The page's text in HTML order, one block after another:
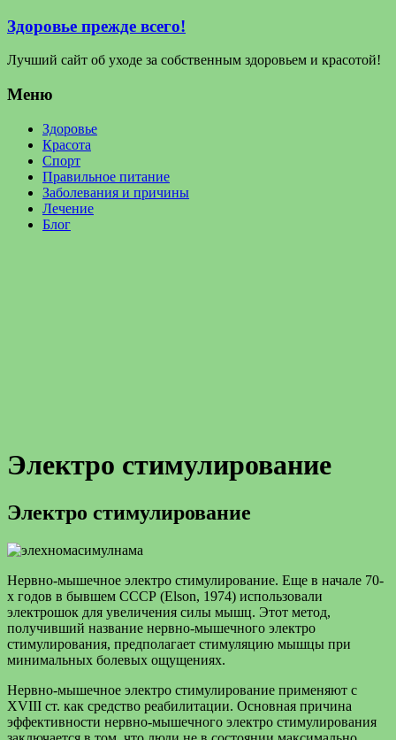
Здоровье прежде всего!
Лучший сайт об уходе за собственным здоровьем и красотой!
Меню
Здоровье
Красота
Спорт
Правильное питание
Заболевания и причины
Лечение
Блог
Электро стимулирование
Электро стимулирование
Нервно-мышечное электро стимулирование. Еще в начале 70-
х годов в бывшем СССР (Elson, 1974) использовали
электрошок для увеличения силы мышц. Этот метод,
получивший название нервно-мышечного электро
стимулирования, предполагает стимуляцию мышцы при
минимальных болевых ощущениях.
Нервно-мышечное электро стимулирование применяют с
XVIII ст. как средство реабилитации. Основная причина
эффективности нервно-мышечного электро стимулирования